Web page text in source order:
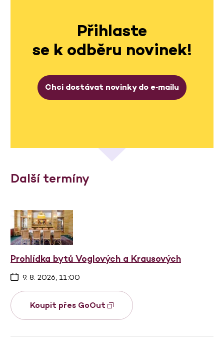
Přihlaste
se k odběru novinek!
Chci dostávat novinky do e‑mailu
Další termíny
Prohlídka bytů Voglových a Krausových
9. 8. 2026, 11:00
Koupit přes GoOut